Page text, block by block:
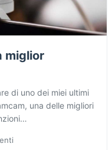
miglior
di uno dei miei ultimi
una delle migliori